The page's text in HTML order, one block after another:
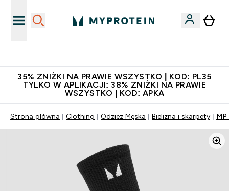
35% ZNIŻKI NA PRAWIE WSZYSTKO | KOD: PL35
TYLKO W APLIKACJI: 38% ZNIŻKI NA PRAWIE
WSZYSTKO | KOD: APKA
Strona główna Clothing Odzież Męska Bielizna i skarpety MP